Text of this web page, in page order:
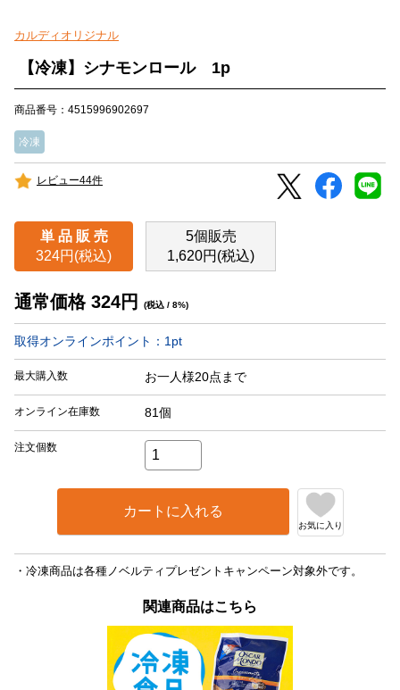
カルディオリジナル
【冷凍】シナモンロール 1p
商品番号：4515996902697
冷凍
レビュー44件
単 品 販 売
324円(税込)
5個販売
1,620円(税込)
通常価格 324円 (税込 / 8%)
取得オンラインポイント： 1 pt
最大購入数 お一人様20点まで
オンライン在庫数 81個
注文個数
カートに入れる
お気に入り
・冷凍商品は各種ノベルティプレゼントキャンペーン対象外です。
関連商品はこちら